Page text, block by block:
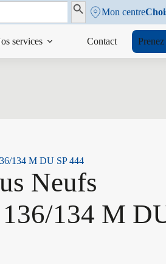
Search ButtonMon centre
services Contact
134 M DU SP 444
Neufs
134 M